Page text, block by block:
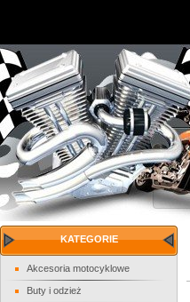
KATEGORIE
Akcesoria motocyklowe
Buty i odzież